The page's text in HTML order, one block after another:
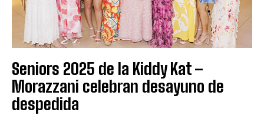
Seniors 2025 de la Kiddy Kat –
Morazzani celebran desayuno de
despedida